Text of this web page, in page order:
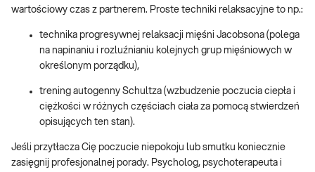
wartościowy czas z partnerem. Proste techniki relaksacyjne to np.:
technika progresywnej relaksacji mięśni Jacobsona (polega
na napinaniu i rozluźnianiu kolejnych grup mięśniowych w
określonym porządku),
trening autogenny Schultza (wzbudzenie poczucia ciepła i
ciężkości w różnych częściach ciała za pomocą stwierdzeń
opisujących ten stan).
Jeśli przytłacza Cię poczucie niepokoju lub smutku koniecznie
zasięgnij profesjonalnej porady. Psycholog, psychoterapeuta i